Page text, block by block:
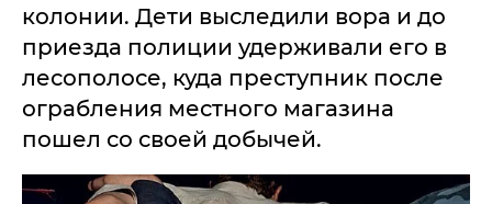
колонии. Дети выследили вора и до
приезда полиции удерживали его в
лесополосе, куда преступник после
ограбления местного магазина
пошел со своей добычей.